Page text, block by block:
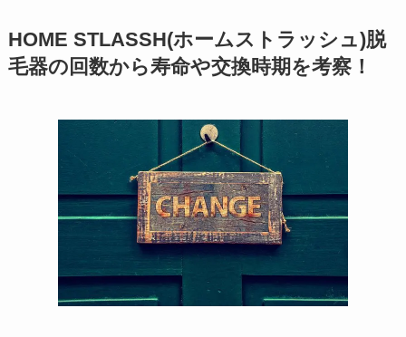
HOME STLASSH(ホームストラッシュ)脱
毛器の回数から寿命や交換時期を考察！